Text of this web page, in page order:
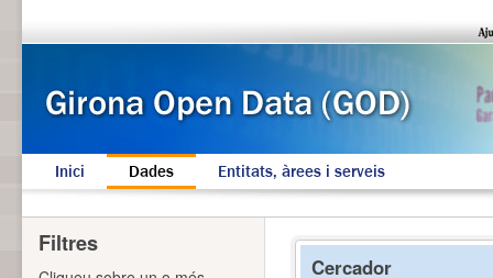
Inici Dades Entitats, àrees i serveis
Cercador
Filtres